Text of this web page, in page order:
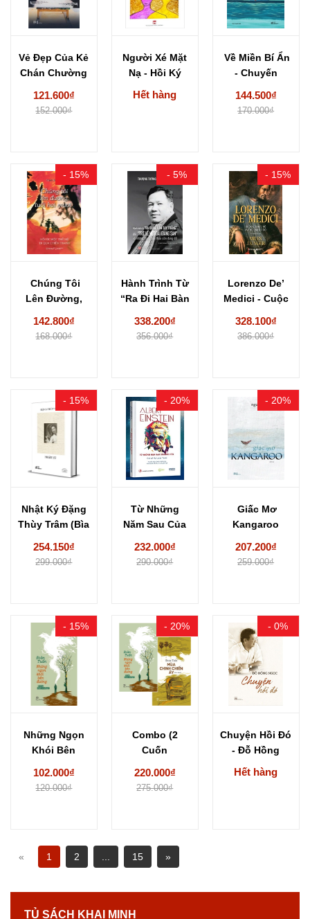
Vẻ Đẹp Của Kẻ
Chán Chường
121.600₫
152.000₫
Người Xé Mặt
Nạ - Hồi Ký
Của...
Hết hàng
Về Miền Bí Ẩn
- Chuyến
144.500₫
170.000₫
- 15%
Chúng Tôi
Lên Đường,
142.800₫
168.000₫
- 5%
Hành Trình Từ
“Ra Đi Hai Bàn
338.200₫
356.000₫
- 15%
Lorenzo De’
Medici - Cuộc
328.100₫
386.000₫
- 15%
Nhật Ký Đặng
Thùy Trâm (Bìa
254.150₫
299.000₫
- 20%
Từ Những
Năm Sau Của
232.000₫
290.000₫
- 20%
Giấc Mơ
Kangaroo
207.200₫
259.000₫
- 15%
Những Ngọn
Khói Bên
102.000₫
120.000₫
- 20%
Combo (2
Cuốn
220.000₫
275.000₫
- 0%
Chuyện Hồi Đó
- Đỗ Hồng
Ngọc
Hết hàng
« 1 2 15 »
TỦ SÁCH KHAI MINH